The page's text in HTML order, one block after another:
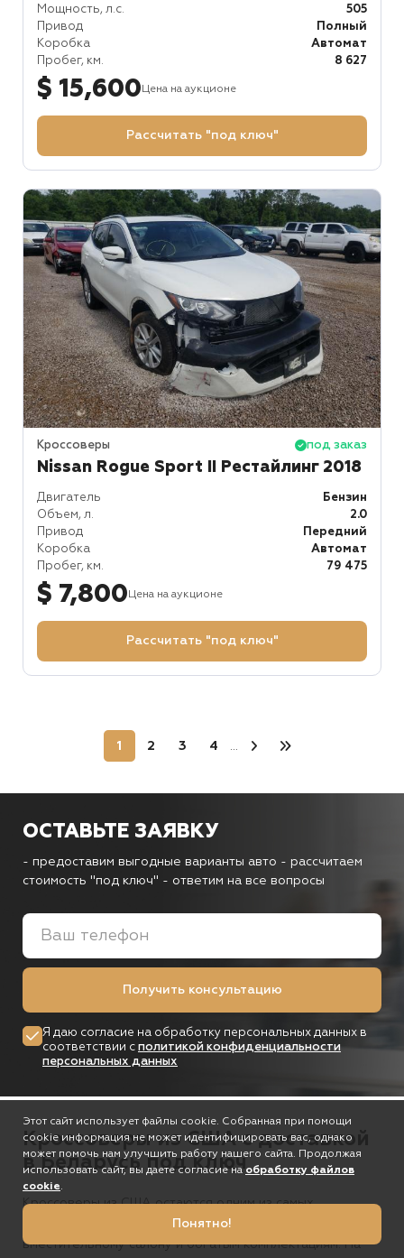
Мощность, л.с.
505
Привод
Полный
Коробка
Автомат
Пробег, км.
8 627
$ 15,600 Цена на аукционе
Рассчитать "под ключ"
Кроссоверы под заказ
Nissan Rogue Sport II Рестайлинг 2018
Двигатель
Бензин
Объем, л.
2.0
Привод
Передний
Коробка
Автомат
Пробег, км.
79 475
$ 7,800 Цена на аукционе
Рассчитать "под ключ"
1 2 3 4 ...
ОСТАВЬТЕ ЗАЯВКУ
- предоставим выгодные варианты авто - рассчитаем
стоимость "под ключ" - ответим на все вопросы
Получить консультацию
Я даю согласие на обработку персональных данных в
соответствии с политикой конфиденциальности
персональных данных
Кроссоверы из США с доставкой
в Беларусь под ключ
Кроссоверы из США остаются одним из самых
популярных сегментов благодаря высокому клиренсу,
вместительному салону и богатым комплектациям. На
Этот сайт использует файлы cookie. Собранная при помощи
cookie информация не может идентифицировать вас, однако
может помочь нам улучшить работу нашего сайта. Продолжая
использовать сайт, вы даете согласие на обработку файлов
cookie.
Понятно!